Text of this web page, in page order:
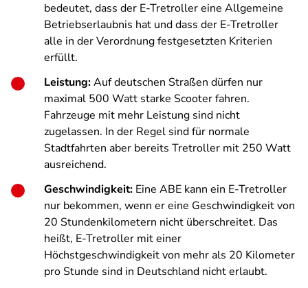
bedeutet, dass der E-Tretroller eine Allgemeine
Betriebserlaubnis hat und dass der E-Tretroller
alle in der Verordnung festgesetzten Kriterien
erfüllt.
Leistung:Auf deutschen Straßen dürfen nur
maximal 500 Watt starke Scooter fahren.
Fahrzeuge mit mehr Leistung sind nicht
zugelassen. In der Regel sind für normale
Stadtfahrten aber bereits Tretroller mit 250 Watt
ausreichend.
Geschwindigkeit: Eine ABE kann ein E-Tretroller
nur bekommen, wenn er eine Geschwindigkeit von
20 Stundenkilometern nicht überschreitet. Das
heißt, E-Tretroller mit einer
Höchstgeschwindigkeit von mehr als 20 Kilometer
pro Stunde sind in Deutschland nicht erlaubt.